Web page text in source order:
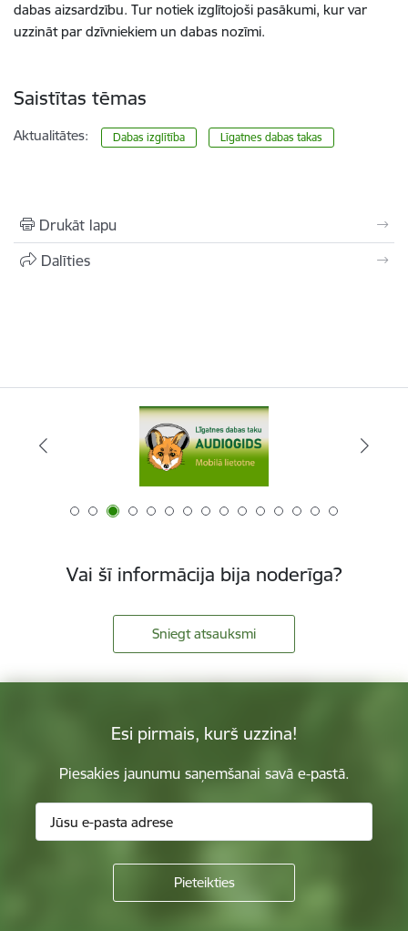
dabas aizsardzību. Tur notiek izglītojoši pasākumi, kur var
uzzināt par dzīvniekiem un dabas nozīmi.
Saistītas tēmas
Aktualitātes: Dabas izglītība Līgatnes dabas takas
Drukāt lapu
Dalīties
Vai šī informācija bija noderīga?
Sniegt atsauksmi
Esi pirmais, kurš uzzina!
Piesakies jaunumu saņemšanai savā e-pastā.